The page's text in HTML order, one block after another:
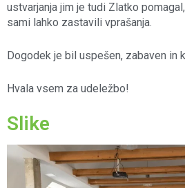
ustvarjanja jim je tudi Zlatko
sami lahko zastavili vprašanja.
Dogodek je bil uspešen, zabaven in
Hvala vsem za udeležbo!
Slike